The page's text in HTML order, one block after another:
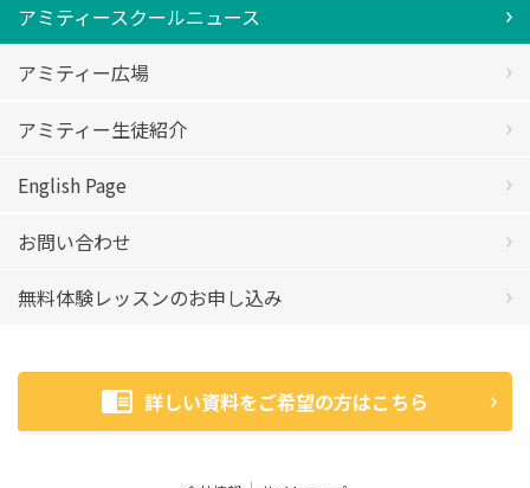
アミティースクールニュース
アミティー広場
アミティー生徒紹介
English Page
お問い合わせ
無料体験レッスンのお申し込み
詳しい資料をご希望の方はこちら